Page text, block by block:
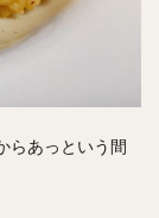
らあっという間